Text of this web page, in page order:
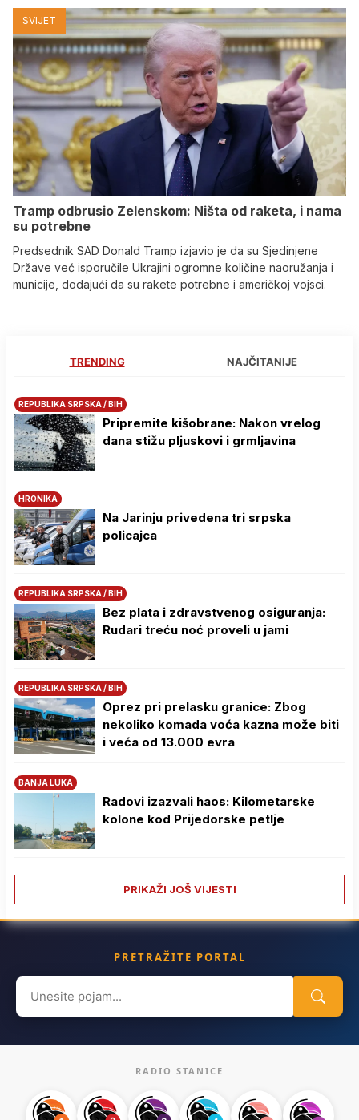
SVIJET
Tramp odbrusio Zelenskom: Ništa od raketa, i nama
su potrebne
Predsednik SAD Donald Tramp izjavio je da su Sjedinjene
Države već isporučile Ukrajini ogromne količine naoružanja i
municije, dodajući da su rakete potrebne i američkoj vojsci.
TRENDING NAJČITANIJE
REPUBLIKA SRPSKA / BIH
Pripremite kišobrane: Nakon vrelog
dana stižu pljuskovi i grmljavina
HRONIKA
Na Јarinju privedena tri srpska
policajca
REPUBLIKA SRPSKA / BIH
Bez plata i zdravstvenog osiguranja:
Rudari treću noć proveli u jami
REPUBLIKA SRPSKA / BIH
Oprez pri prelasku granice: Zbog
nekoliko komada voća kazna može biti
i veća od 13.000 evra
BANJA LUKA
Radovi izazvali haos: Kilometarske
kolone kod Prijedorske petlje
PRIKAŽI JOŠ VIJESTI
PRETRAŽITE PORTAL
Search
for:
RADIO STANICE